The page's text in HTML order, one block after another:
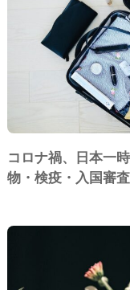
コロナ禍、日本一
物・検疫・入国審